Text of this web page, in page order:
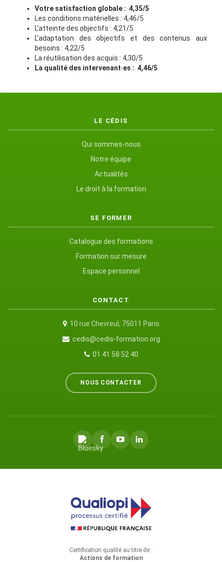
Votre satisfaction globale : 4,35/5
Les conditions matérielles : 4,46/5
L’atteinte des objectifs : 4,21/5
L’adaptation des objectifs et des contenus aux
besoins : 4,22/5
La réutilisation des acquis : 4,30/5
La qualité des intervenant·es : 4,46/5
LE CÉDIS
Qui sommes-nous
Notre équipe
Actualités
Le droit à la formation
SE FORMER
Catalogue des formations
Formation sur mesure
Espace personnel
CONTACT
10 rue Chevreul, 75011 Paris
cedis@cedis-formation.org
01 41 58 52 40
NOUS CONTACTER
Certification qualité au titre de :
Actions de formation